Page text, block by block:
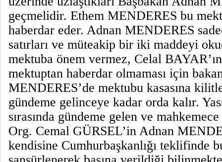
geçmelidir. Ethem MENDERES bu
haberdar eder. Adnan MENDERES
satırları ve müteakip bir iki maddeyi
mektuba önem vermez, Celal
mektuptan haberdar olmaması için
MENDERES’de mektubu kasasına
gündeme gelinceye kadar orda kalır.
sırasında gündeme gelen ve
Org. Cemal GÜRSEL’in Adnan
kendisine Cumhurbaşkanlığı teklifinde